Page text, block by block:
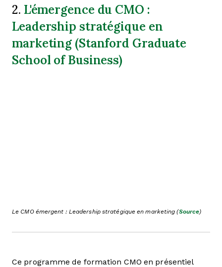
2. L'émergence du CMO :
Leadership stratégique en
marketing (Stanford Graduate
School of Business)
Le CMO émergent : Leadership stratégique en marketing (Source)
Ce programme de formation CMO en présentiel